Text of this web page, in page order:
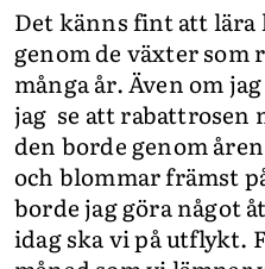
Det känns fint att
genom de växter
många år. Även om
jag se att rabattrosen
den borde genom
och blommar främst
borde jag göra något
idag ska vi på utflykt.